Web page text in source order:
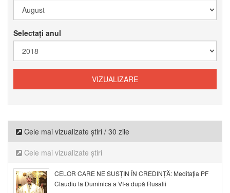
Selectați anul
Cele mai vizualizate știri / 30 zile
Cele mai vizualizate știri
CELOR CARE NE SUSȚIN ÎN CREDINȚĂ: Meditația PF
Claudiu la Duminica a VI-a după Rusalii